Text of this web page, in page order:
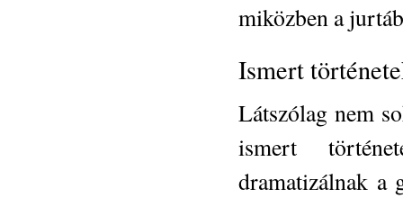
miközben a
Ismert
Látszólag nem
ismert
dramatizálnak a